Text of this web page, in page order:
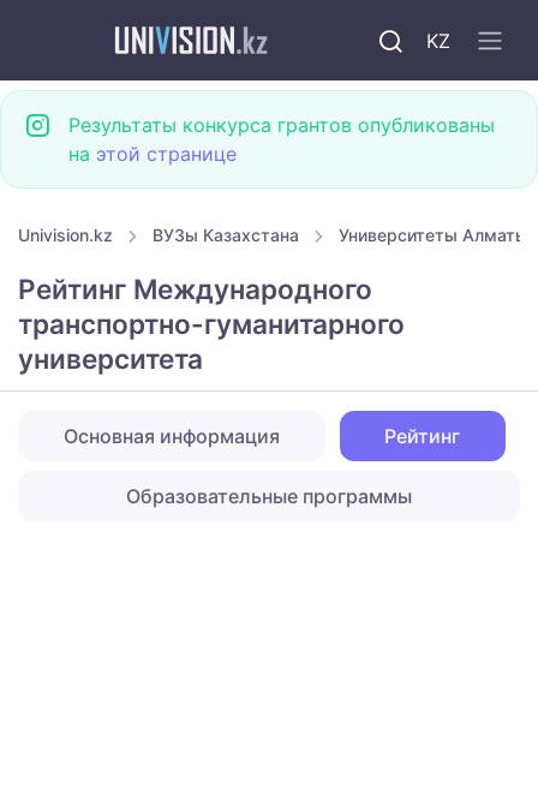
KZ
Результаты конкурса грантов опубликованы
на этой странице
Univision.kz ВУЗы Казахстана Университеты Алматы
Рейтинг Международного
транспортно-гуманитарного
университета
Основная информация Рейтинг
Образовательные программы